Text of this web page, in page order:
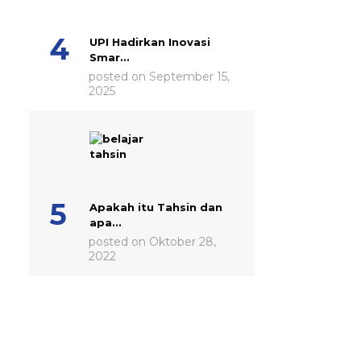
UPI Hadirkan Inovasi
Smar...
posted on September 15,
2025
Apakah itu Tahsin dan
apa...
posted on Oktober 28,
2022